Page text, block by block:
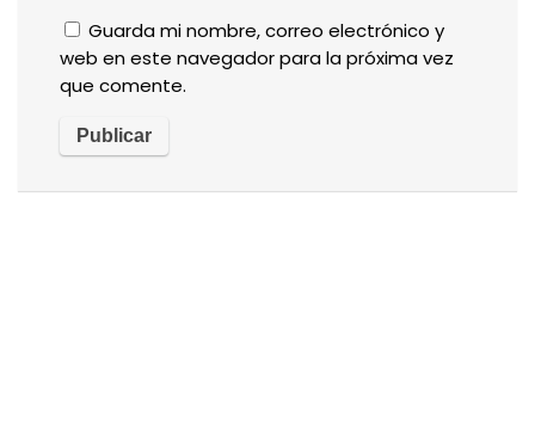
Guarda mi nombre, correo electrónico y
web en este navegador para la próxima vez
que comente.